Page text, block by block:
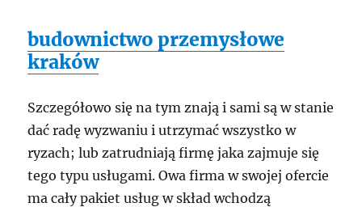
budownictwo przemysłowe
kraków
Szczegółowo się na tym znają i sami są w stanie
dać radę wyzwaniu i utrzymać wszystko w
ryzach; lub zatrudniają firmę jaka zajmuje się
tego typu usługami. Owa firma w swojej ofercie
ma cały pakiet usług w skład wchodzą